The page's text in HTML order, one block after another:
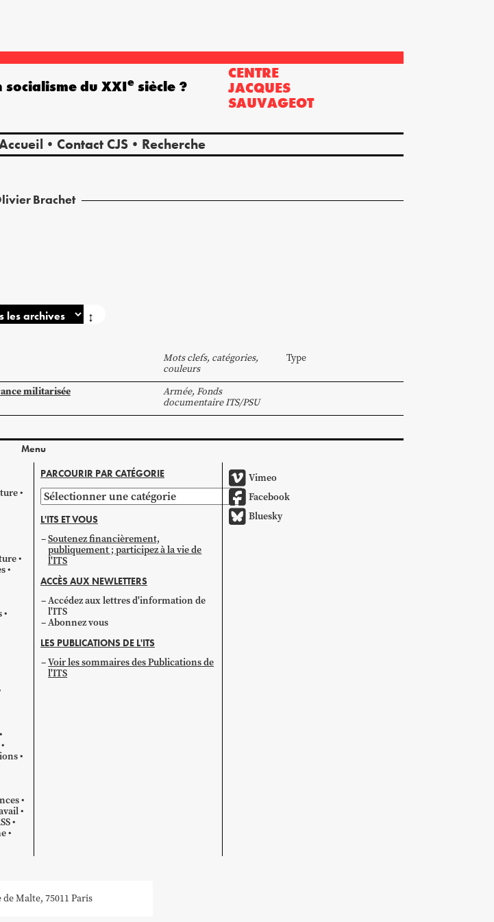
CENTRE
JACQUES
SAUVAGEOT
Contact CJS Recherche
socialisme du XXIe siècle ?
Brachet
↕
Mots clefs, catégories,
couleurs
Type
militarisée Armée, Fonds
documentaire ITS/PSU
Menu
PARCOURIR PAR CATÉGORIE
Parcourir
par
catégorie
L'ITS ET VOUS
Soutenez financièrement,
publiquement ; participez à la vie de
l'ITS
ACCÈS AUX NEWLETTERS
Accédez aux lettres d'information de
l'ITS
Abonnez vous
LES PUBLICATIONS DE L'ITS
Voir les sommaires des Publications de
l'ITS
Vimeo
Facebook
Bluesky
de Malte, 75011 Paris